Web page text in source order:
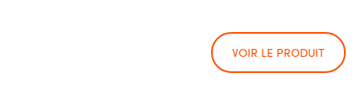
VOIR LE PRODUIT